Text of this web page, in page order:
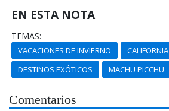
EN ESTA NOTA
TEMAS:
VACACIONES DE INVIERNO CALIFORNIA
DESTINOS EXÓTICOS
MACHU PICCHU
Comentarios